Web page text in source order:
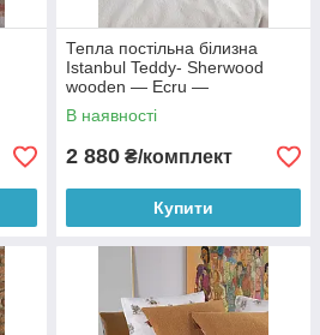
Тепла постільна білизна
Istanbul Teddy- Sherwood
wooden — Ecru —
полуторний
В наявності
2 880 ₴/комплект
Купити